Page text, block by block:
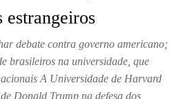
estrangeiros
debate contra governo americano;
brasileiros na universidade, que
A Universidade de Harvard
Donald Trump na defesa dos